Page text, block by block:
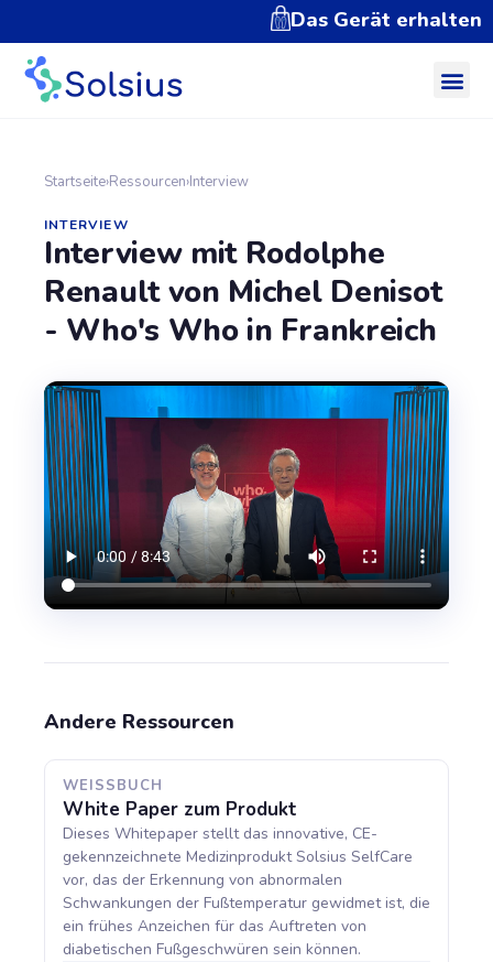
Das Gerät erhalten
Startseite›Ressourcen›Interview
INTERVIEW
Interview mit Rodolphe
Renault von Michel Denisot
- Who's Who in Frankreich
Andere Ressourcen
WEISSBUCH
White Paper zum Produkt
Dieses Whitepaper stellt das innovative, CE-
gekennzeichnete Medizinprodukt Solsius SelfCare
vor, das der Erkennung von abnormalen
Schwankungen der Fußtemperatur gewidmet ist, die
ein frühes Anzeichen für das Auftreten von
diabetischen Fußgeschwüren sein können.